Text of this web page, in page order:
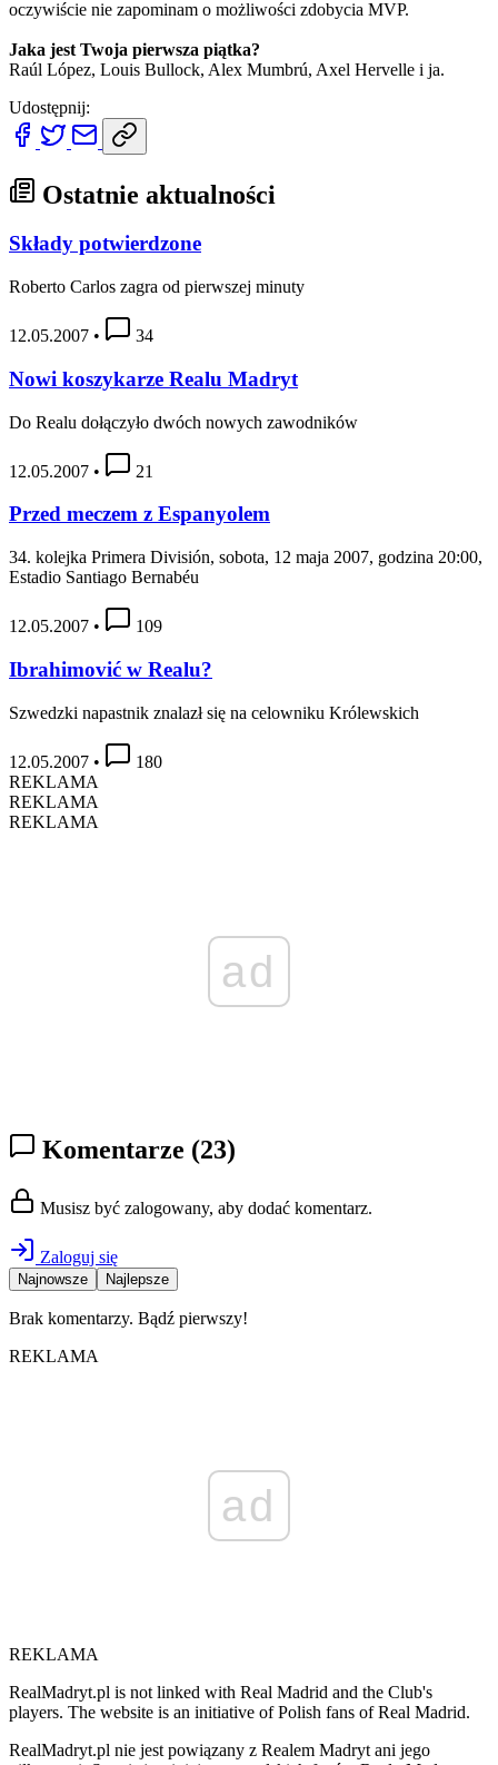
oczywiście nie zapominam o możliwości zdobycia MVP.
Jaka jest Twoja pierwsza piątka?
Raúl López, Louis Bullock, Alex Mumbrú, Axel Hervelle i ja.
Udostępnij:
Ostatnie aktualności
Składy potwierdzone
Roberto Carlos zagra od pierwszej minuty
12.05.2007 • 34
Nowi koszykarze Realu Madryt
Do Realu dołączyło dwóch nowych zawodników
12.05.2007 • 21
Przed meczem z Espanyolem
34. kolejka Primera División, sobota, 12 maja 2007, godzina 20:00,
Estadio Santiago Bernabéu
12.05.2007 • 109
Ibrahimović w Realu?
Szwedzki napastnik znalazł się na celowniku Królewskich
12.05.2007 •
180
REKLAMA
REKLAMA
REKLAMA
ad
Komentarze (23)
Musisz być zalogowany, aby dodać komentarz.
Zaloguj się
Najnowsze Najlepsze
Brak komentarzy. Bądź pierwszy!
REKLAMA
ad
REKLAMA
RealMadryt.pl is not linked with Real Madrid and the Club's
players. The website is an initiative of Polish fans of Real Madrid.
RealMadryt.pl nie jest powiązany z Realem Madryt ani jego